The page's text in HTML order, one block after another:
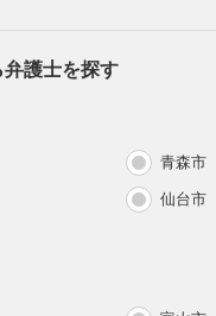
護士を探す
青森市
仙台市